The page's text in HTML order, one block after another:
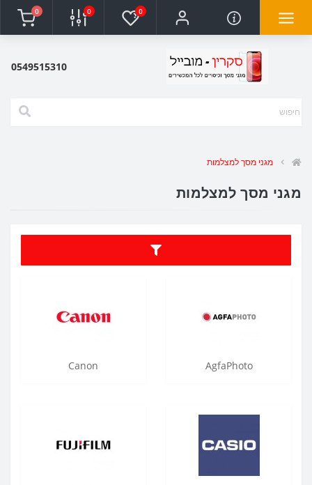
0
0
0
0549515310
מגני מסך למצלמות
מגני מסך למצלמות
AgfaPhoto
Canon